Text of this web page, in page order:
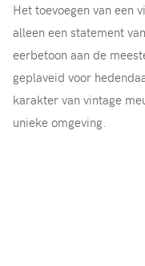
Het toevoegen van een
alleen een statement
eerbetoon aan de
geplaveid voor
karakter van vintage
unieke omgeving.